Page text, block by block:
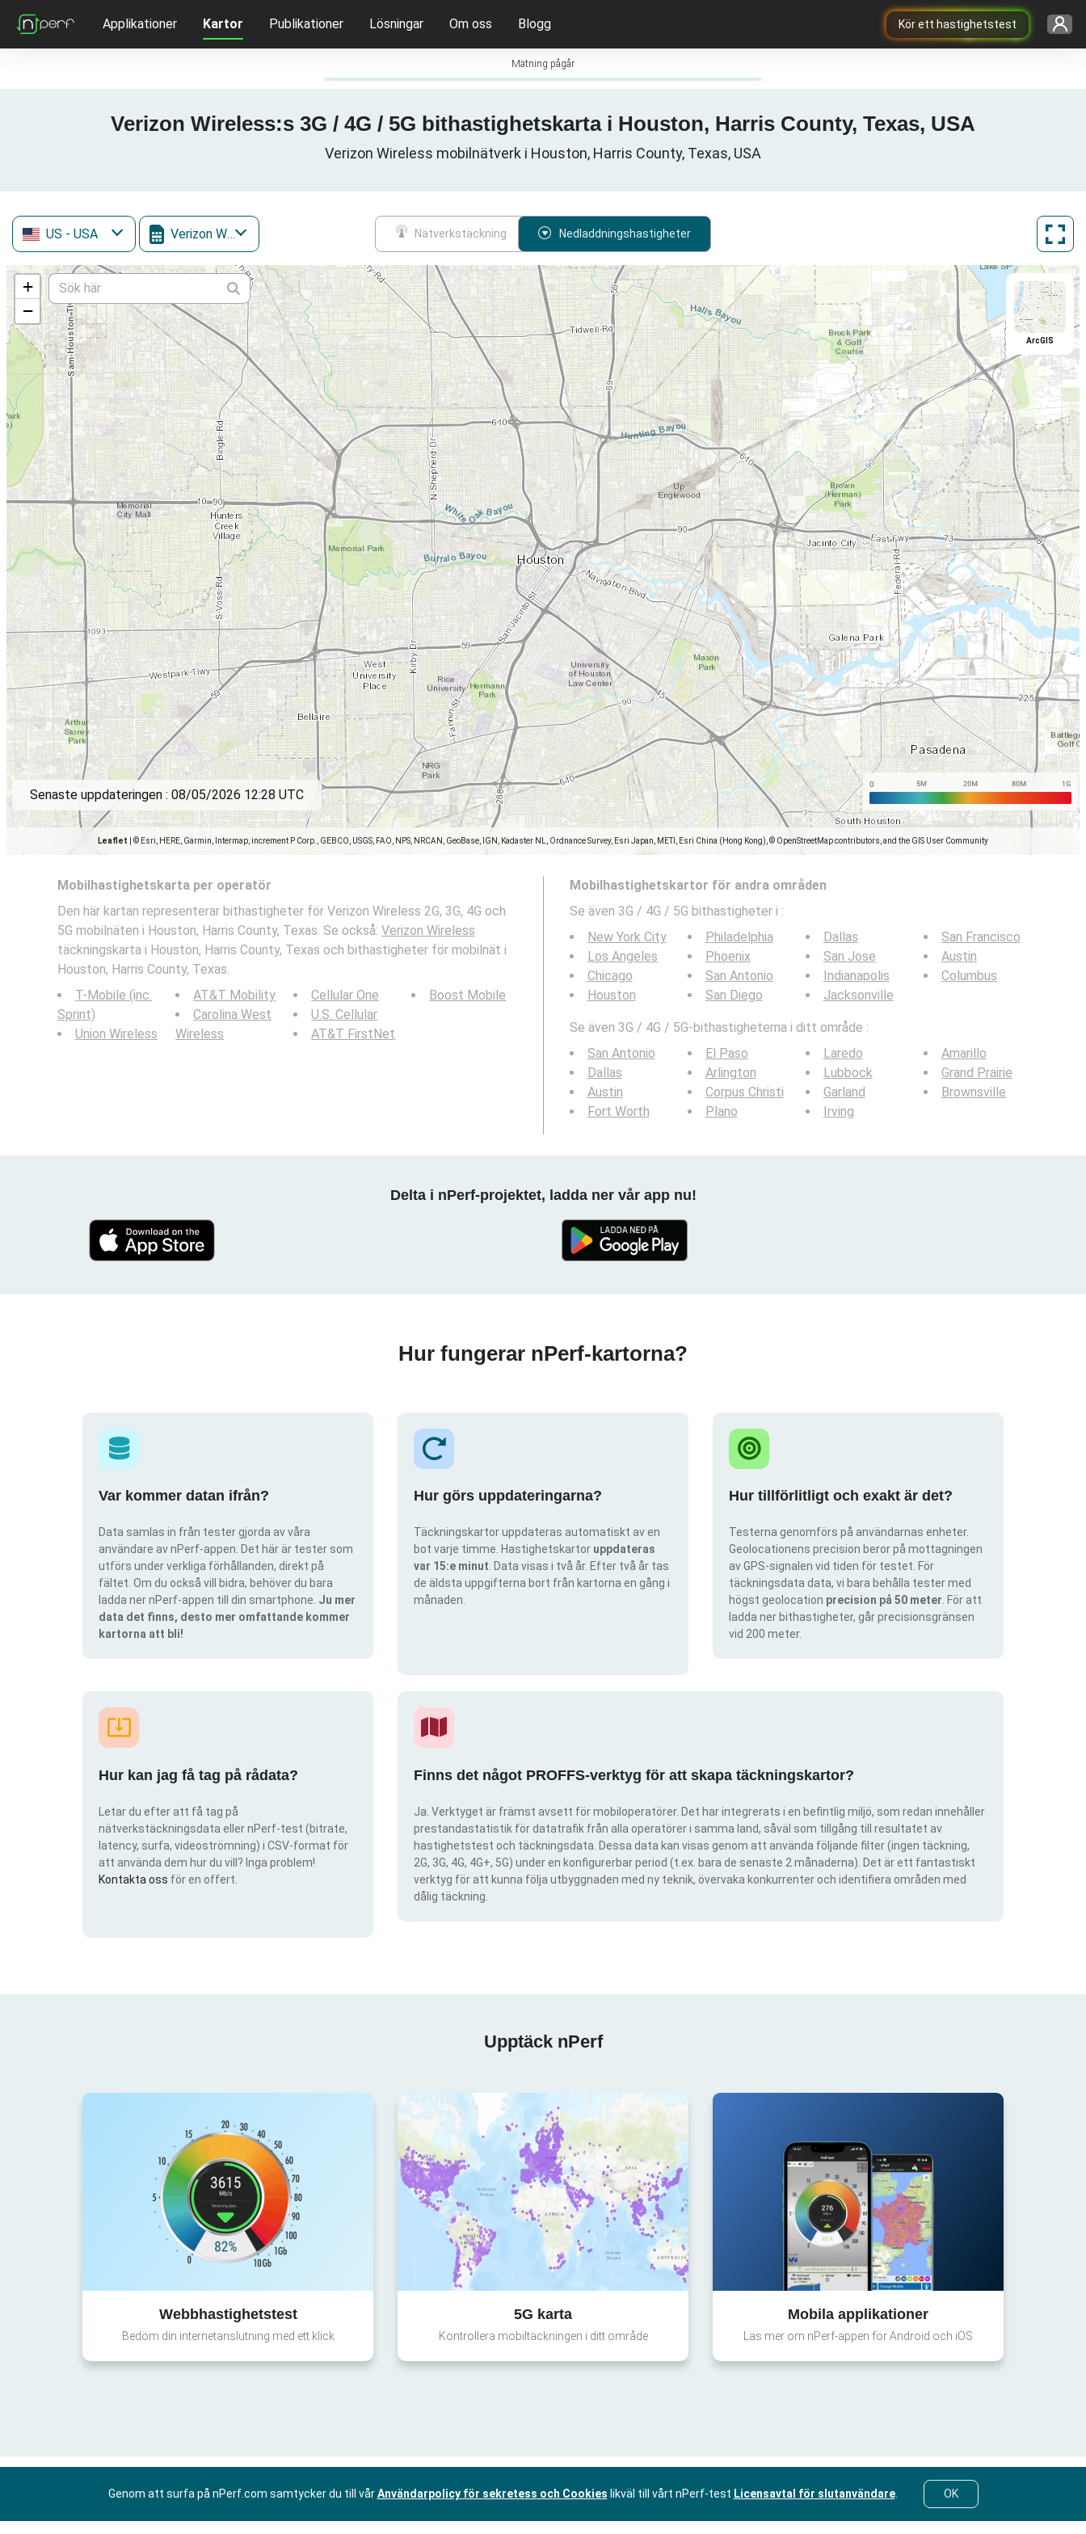
Kör ett hastighetstest
Applikationer Kartor Publikationer Lösningar Om oss Blogg
Mätning pågår
Verizon Wireless:s 3G / 4G / 5G bithastighetskarta i Houston, Harris County, Texas, USA
Verizon Wireless mobilnätverk i Houston, Harris County, Texas, USA
US - USA Verizon Wireless Nätverkstäckning Nedladdningshastigheter
+
−
Leaflet © Esri, HERE, Garmin, Intermap, increment P Corp., GEBCO, USGS, FAO, NPS, NRCAN, GeoBase, IGN, Kadaster NL, Ordnance Survey, Esri Japan, METI, Esri China (Hong Kong), © OpenStreetMap contributors, and the GIS User Community
ArcGIS
Senaste uppdateringen : 08/05/2026 12:28 UTC
Mobilhastighetskarta per operatör
Den här kartan representerar bithastigheter för Verizon Wireless 2G, 3G, 4G och
5G mobilnäten i Houston, Harris County, Texas. Se också: Verizon Wireless
täckningskarta i Houston, Harris County, Texas och bithastigheter för mobilnät i
Houston, Harris County, Texas.
T-Mobile (inc.
Sprint)
Union Wireless
AT&T Mobility
Carolina West
Wireless
Cellular One
U.S. Cellular
AT&T FirstNet
Boost Mobile
Mobilhastighetskartor för andra områden
Se även 3G / 4G / 5G bithastigheter i :
New York City
Los Angeles
Chicago
Houston
Philadelphia
Phoenix
San Antonio
San Diego
Dallas
San Jose
Indianapolis
Jacksonville
San Francisco
Austin
Columbus
Se även 3G / 4G / 5G-bithastigheterna i ditt område :
San Antonio
Dallas
Austin
Fort Worth
El Paso
Arlington
Corpus Christi
Plano
Laredo
Lubbock
Garland
Irving
Amarillo
Grand Prairie
Brownsville
Delta i nPerf-projektet, ladda ner vår app nu!
Hur fungerar nPerf-kartorna?
Var kommer datan ifrån?
Data samlas in från tester gjorda av våra
användare av nPerf-appen. Det här är tester som
utförs under verkliga förhållanden, direkt på
fältet. Om du också vill bidra, behöver du bara
ladda ner nPerf-appen till din smartphone. Ju mer
data det finns, desto mer omfattande kommer
kartorna att bli!
Hur görs uppdateringarna?
Täckningskartor uppdateras automatiskt av en
bot varje timme. Hastighetskartor uppdateras
var 15:e minut . Data visas i två år. Efter två år tas
de äldsta uppgifterna bort från kartorna en gång i
månaden.
Hur tillförlitligt och exakt är det?
Testerna genomförs på användarnas enheter.
Geolocationens precision beror på mottagningen
av GPS-signalen vid tiden för testet. För
täckningsdata data, vi bara behålla tester med
högst geolocation precision på 50 meter . För att
ladda ner bithastigheter, går precisionsgränsen
vid 200 meter.
Hur kan jag få tag på rådata?
Letar du efter att få tag på
nätverkstäckningsdata eller nPerf-test (bitrate,
latency, surfa, videoströmning) i CSV-format för
att använda dem hur du vill? Inga problem!
Kontakta oss för en offert.
Finns det något PROFFS-verktyg för att skapa täckningskartor?
Ja. Verktyget är främst avsett för mobiloperatörer. Det har integrerats i en befintlig miljö, som redan innehåller
prestandastatistik för datatrafik från alla operatörer i samma land, såväl som tillgång till resultatet av
hastighetstest och täckningsdata. Dessa data kan visas genom att använda följande filter (ingen täckning,
2G, 3G, 4G, 4G+, 5G) under en konfigurerbar period (t.ex. bara de senaste 2 månaderna). Det är ett fantastiskt
verktyg för att kunna följa utbyggnaden med ny teknik, övervaka konkurrenter och identifiera områden med
dålig täckning.
Upptäck nPerf
Webbhastighetstest
Bedöm din internetanslutning med ett klick
5G karta
Kontrollera mobiltäckningen i ditt område
Mobila applikationer
Läs mer om nPerf-appen för Android och iOS
Genom att surfa på nPerf.com samtycker du till vårAnvändarpolicy för sekretess och Cookies likväl till vårt nPerf-test Licensavtal för slutanvändare. OK